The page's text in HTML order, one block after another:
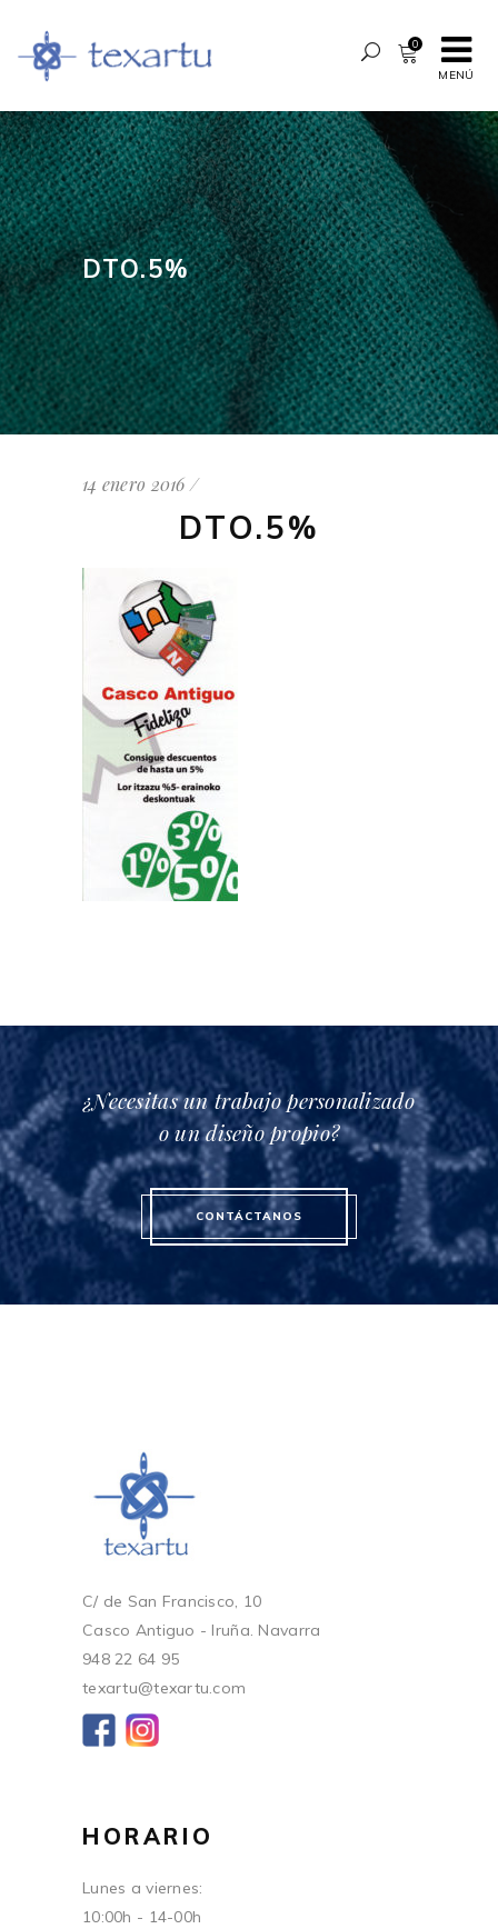
MENÚ
0
DTO.5%
14 enero 2016
DTO.5%
¿Necesitas un trabajo personalizado
o un diseño propio?
CONTÁCTANOS
C/ de San Francisco, 10
Casco Antiguo - Iruña. Navarra
948 22 64 95
texartu@texartu.com
HORARIO
Lunes a viernes:
10:00h - 14-00h